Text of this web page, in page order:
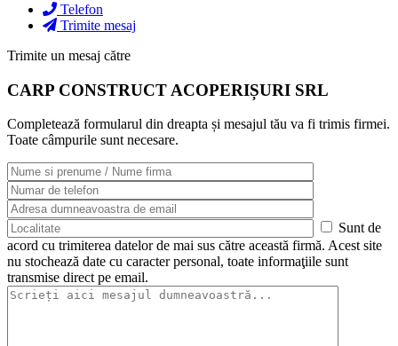
Telefon
Trimite mesaj
Trimite un mesaj către
CARP CONSTRUCT ACOPERIȘURI SRL
Completează formularul din dreapta și mesajul tău va fi trimis firmei.
Toate câmpurile sunt necesare.
Sunt de
acord cu trimiterea datelor de mai sus către această firmă. Acest site
nu stochează date cu caracter personal, toate informaţiile sunt
transmise direct pe email.